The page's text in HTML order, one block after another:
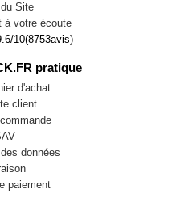
Site
à votre écoute
/10(8753avis)
pratique
d'achat
client
données
paiement